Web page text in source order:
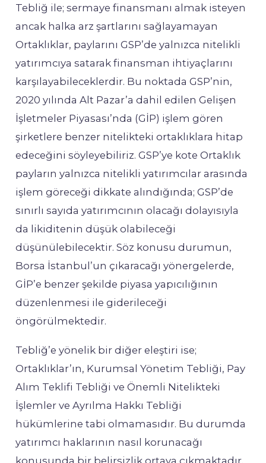
Tebliğ ile; sermaye finansmanı almak isteyen
ancak halka arz şartlarını sağlayamayan
Ortaklıklar, paylarını GSP’de yalnızca nitelikli
yatırımcıya satarak finansman ihtiyaçlarını
karşılayabileceklerdir. Bu noktada GSP’nin,
2020 yılında Alt Pazar’a dahil edilen Gelişen
İşletmeler Piyasası’nda (GİP) işlem gören
şirketlere benzer nitelikteki ortaklıklara hitap
edeceğini söyleyebiliriz. GSP’ye kote Ortaklık
payların yalnızca nitelikli yatırımcılar arasında
işlem göreceği dikkate alındığında; GSP’de
sınırlı sayıda yatırımcının olacağı dolayısıyla
da likiditenin düşük olabileceği
düşünülebilecektir. Söz konusu durumun,
Borsa İstanbul’un çıkaracağı yönergelerde,
GİP’e benzer şekilde piyasa yapıcılığının
düzenlenmesi ile giderileceği
öngörülmektedir.
Tebliğ’e yönelik bir diğer eleştiri ise;
Ortaklıklar’ın, Kurumsal Yönetim Tebliği, Pay
Alım Teklifi Tebliği ve Önemli Nitelikteki
İşlemler ve Ayrılma Hakkı Tebliği
hükümlerine tabi olmamasıdır. Bu durumda
yatırımcı haklarının nasıl korunacağı